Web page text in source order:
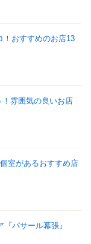
！おすすめのお店13
雰囲気の良いお店
室があるおすすめ店
パサール幕張』